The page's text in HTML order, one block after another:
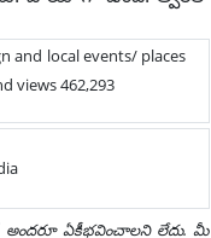
and local events/ places
views 462,293
అందరూ ఏకీభవించాలని లేదు. మీ